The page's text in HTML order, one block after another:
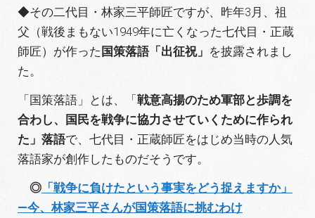
◆その二代目・林家三平師匠ですが、昨年3月、祖
父（戦後まもない1949年に亡くなった七代目・正蔵
師匠）が作った 国策落語「出征祝」 を披露されまし
た。
「国策落語」とは、「 戦意高揚のため軍部と歩調を
合わし、国民を戦争に協力させていくために作られ
た」落語で、七代目・正蔵師匠をはじめ当時の人気
落語家が創作したものだそうです。
◎ 「戦争に負けたという事実をどう捉えますか」
—今、林家三平さんが国策落語に挑むわけ